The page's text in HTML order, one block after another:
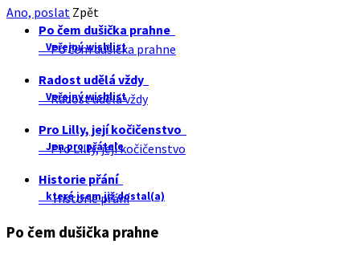
Ano, poslat Zpět
Po čem dušička prahne
Veřejný wishlist
Po čem dušička prahne
Radost udělá vždy
Veřejný wishlist
Radost udělá vždy
Pro Lilly, její kočičenstvo
Jen pro přátele
Pro Lilly, její kočičenstvo
Historie přání
které jsem již dostal(a)
Historie přání
Po čem dušička prahne